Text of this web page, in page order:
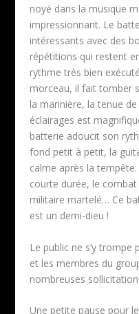
noyé dans la musique
impressionnant. Le
intéressants avec des
répétitions qui restent
rythme très bien
morceau, il fait tomber
la marinière, la tenue
éclairages est
batterie adoucit son
fond petit à petit, la
calme après la
courte durée, le
militaire martelé… Ce
est un demi-dieu !
Le public ne s’y trompe
et les membres du
nombreuses
Une petite pause pour